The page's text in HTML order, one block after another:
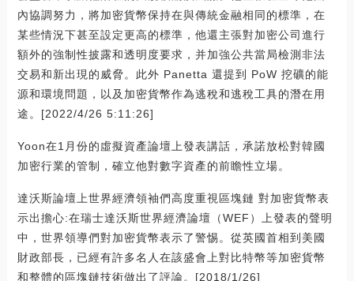
內協調努力，將加密貨幣保持在與傳統金融相同的標準，在
某些情況下甚至設定更高的標準，他還主張對加密公司進行
額外的強制性披露和透明度要求，并加強公共當局檢測非法
交易和新出現的威脅。此外 Panetta 還提到 PoW 挖礦的能
源和環境問題，以及加密貨幣作為逃稅和逃稅工具的潛在用
途。[2022/4/26 5:11:26]
Yoon在1月份的虛擬資產論壇上發表講話，承諾放松對韓國
加密行業的管制，確立他對數字資產的前瞻性立場。
達沃斯論壇上世界經濟領袖們高度重視區塊鏈 對加密貨幣表
示出擔心:在瑞士達沃斯世界經濟論壇（WEF）上發表的聲明
中，世界領導們對加密貨幣表示了警惕。從英國首相到美國
財政部長，已經有許多名人在該盛會上對比特幣等加密貨幣
和整體的區塊鏈技術做出了評論。[2018/1/26]